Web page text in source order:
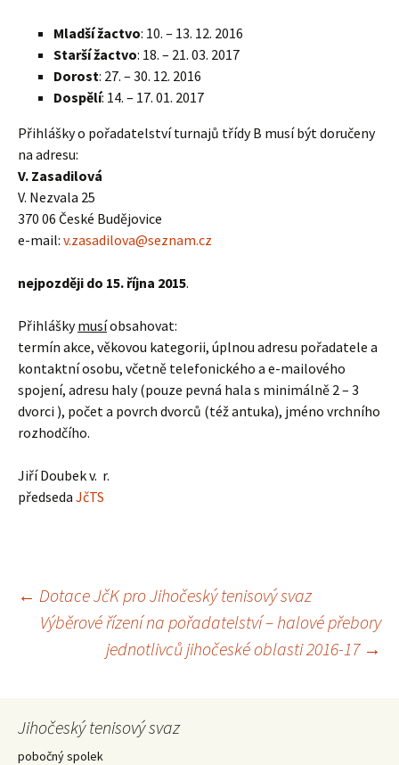
Mladší žactvo: 10. – 13. 12. 2016
Starší žactvo: 18. – 21. 03. 2017
Dorost: 27. – 30. 12. 2016
Dospělí: 14. – 17. 01. 2017
Přihlášky o pořadatelství turnajů třídy B musí být doručeny
na adresu:
V. Zasadilová
V. Nezvala 25
370 06 České Budějovice
e-mail: v.zasadilova@seznam.cz
nejpozději do 15. října 2015.
Přihláškymusíobsahovat:
termín akce, věkovou kategorii, úplnou adresu pořadatele a
kontaktní osobu, včetně telefonického a e-mailového
spojení, adresu haly (pouze pevná hala s minimálně 2 – 3
dvorci ), počet a povrch dvorců (též antuka), jméno vrchního
rozhodčího.
Jiří Doubek v. r.
předseda JčTS
Navigace
← Dotace JčK pro Jihočeský tenisový svaz
Výběrové řízení na pořadatelství – halové přebory
jednotlivců jihočeské oblasti 2016-17 →
Jihočeský tenisový svaz
pobočný spolek